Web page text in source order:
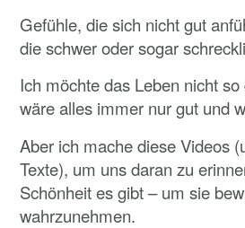
Gefühle, die sich nicht gut
die schwer oder sogar
Ich möchte das Leben nicht
wäre alles immer nur gut und
Aber ich mache diese Videos
Texte), um uns daran zu
Schönheit es gibt – um sie
wahrzunehmen.